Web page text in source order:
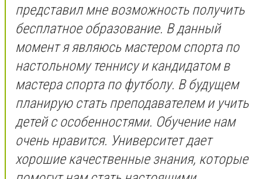
представил мне возможность получить
бесплатное образование. В данный
момент я являюсь мастером спорта по
настольному теннису и кандидатом в
мастера спорта по футболу. В будущем
планирую стать преподавателем и учить
детей с особенностями. Обучение нам
очень нравится. Университет дает
хорошие качественные знания, которые